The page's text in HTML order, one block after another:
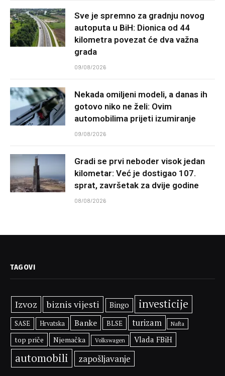
Sve je spremno za gradnju novog
autoputa u BiH: Dionica od 44
kilometra povezat će dva važna
grada
09/08/2026
Nekada omiljeni modeli, a danas ih
gotovo niko ne želi: Ovim
automobilima prijeti izumiranje
09/08/2026
Gradi se prvi neboder visok jedan
kilometar: Već je dostigao 107.
sprat, završetak za dvije godine
08/08/2026
TAGOVI
Izvoz biznis vijesti Bingo investicije
SASE Hrvatska Banke BLSE turizam Nafta
top priče Njemačka Volkswagen Vlada FBiH
automobili zapošljavanje